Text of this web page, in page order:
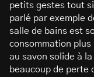
petits gestes tout
parlé par exemple
salle de bains est
consommation plus
au savon solide à
beaucoup de perte